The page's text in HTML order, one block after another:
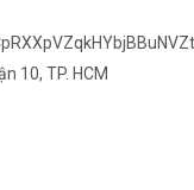
10, TP. HCM